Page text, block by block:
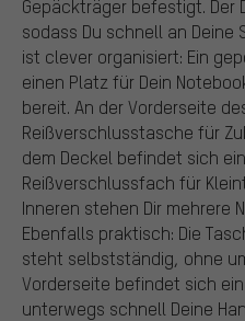
Gepäckträger befestigt.
sodass Du schnell an Deine
ist clever organisiert: Ein
einen Platz für Dein
bereit. An der Vorderseite
Reißverschlusstasche für
dem Deckel befindet sich
Reißverschlussfach für
Inneren stehen Dir mehrere
Ebenfalls praktisch: Die
steht selbstständig, ohne
Vorderseite befindet sich
unterwegs schnell Deine